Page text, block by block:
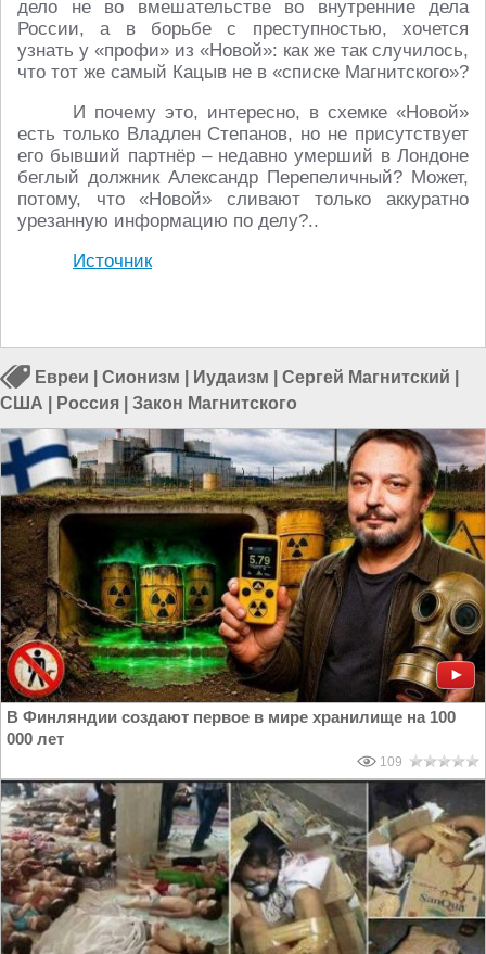
дело не во вмешательстве во внутренние дела
России, а в борьбе с преступностью, хочется
узнать у «профи» из «Новой»: как же так случилось,
что тот же самый Кацыв не в «списке Магнитского»?
И почему это, интересно, в схемке «Новой»
есть только Владлен Степанов, но не присутствует
его бывший партнёр – недавно умерший в Лондоне
беглый должник Александр Перепеличный? Может,
потому, что «Новой» сливают только аккуратно
урезанную информацию по делу?..
Источник
Евреи Сионизм Иудаизм Сергей Магнитский
США
Россия Закон Магнитского
В Финляндии создают первое в мире хранилище на 100
000 лет
109